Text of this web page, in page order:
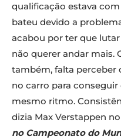
qualificação estava
bateu devido a
acabou por ter que
não querer andar mais.
também, falta perceber
no carro para
mesmo ritmo.
dizia Max Verstappen
no Campeonato do